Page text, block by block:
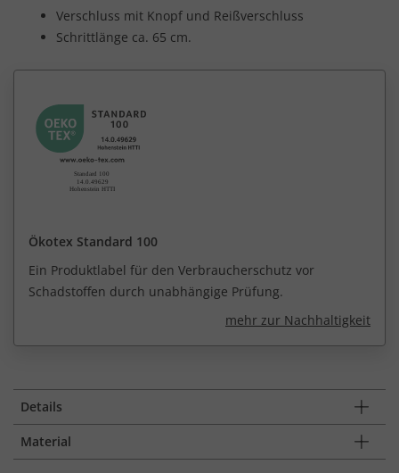
Verschluss mit Knopf und Reißverschluss
Schrittlänge ca. 65 cm.
Ökotex Standard 100
Ein Produktlabel für den Verbraucherschutz vor
Schadstoffen durch unabhängige Prüfung.
mehr zur Nachhaltigkeit
Details
Material